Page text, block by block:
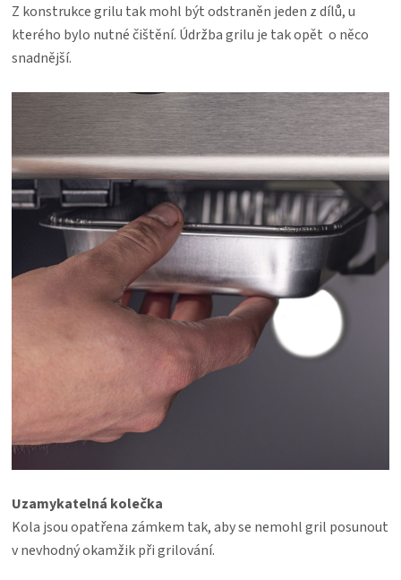
Z konstrukce grilu tak mohl být odstraněn jeden z dílů, u
kterého bylo nutné čištění. Údržba grilu je tak opět o něco
snadnější.
Uzamykatelná kolečka
Kola jsou opatřena zámkem tak, aby se nemohl gril posunout
v nevhodný okamžik při grilování.